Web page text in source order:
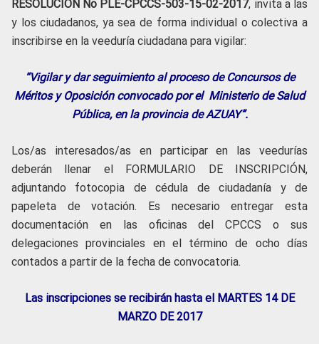
RESOLUCION No PLE-CPCCS-503-15-02-2017, invita a las
y los ciudadanos, ya sea de forma individual o colectiva a
inscribirse en la veeduría ciudadana para vigilar:
“Vigilar y dar seguimiento al proceso de Concursos de
Méritos y Oposición convocado por el Ministerio de Salud
Pública, en la provincia de AZUAY”.
Los/as interesados/as en participar en las veedurías
deberán llenar el FORMULARIO DE INSCRIPCIÓN,
adjuntando fotocopia de cédula de ciudadanía y de
papeleta de votación. Es necesario entregar esta
documentación en las oficinas del CPCCS o sus
delegaciones provinciales en el término de ocho días
contados a partir de la fecha de convocatoria.
Las inscripciones se recibirán hasta el MARTES 14 DE
MARZO DE 2017